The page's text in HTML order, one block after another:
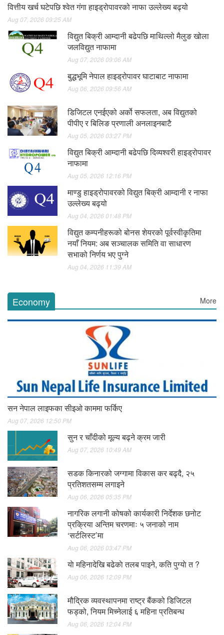
वित्तीय खर्च घटेपछि श्वेत गंगा हाइड्रोपावरको नाफा उल्लेख्य बढ्यो
Aug 07, 2026 09:25 AM
विद्युत बिक्री आम्दानी बढेपछि माथिल्लो मैलुङ खोला
जलविद्युत नाफामा
Aug 07, 2026 09:06 AM
बुद्धभूमि नेपाल हाइड्रोपावर घाटाबाट नाफामा
Aug 06, 2026 09:56 AM
डिजिटल एनईएको अर्को सफलता, अब विद्युतको
पीपीए र बिलिङ प्रणाली अनलाइनबाटै
Aug 05, 2026 03:27 PM
विद्युत बिक्री आम्दानी बढेपछि दिव्यश्वरी हाइड्रोपावर
नाफामा
Aug 05, 2026 12:16 PM
माण्डु हाइड्रोपावरको विद्युत बिक्री आम्दानी र नाफा
उल्लेख्य बढ्यो
Aug 04, 2026 01:48 PM
विद्युत कम्पनीहरूको बोनस शेयरको पूर्वस्वीकृतिमा
नयाँ नियम: अब सञ्चालक समिति वा साधारण
सभाको निर्णय भए पुग्ने
Aug 04, 2026 11:39 AM
Economy More
सन नेपाल लाइफका सीइओ काममा फर्किए
Aug 07, 2026 12:50 PM
सुन र चाँदीको मूल्य बढ्ने क्रम जारी
Aug 07, 2026 10:49 AM
सडक किनारको जग्गामा विकास कर बढ्दै, २५
प्रतिशतसम्म लगाइने
Aug 06, 2026 05:35 PM
नागरिक लगानी कोषको कार्यकारी निर्देशक छनोट
प्रक्रिया अन्तिम चरणमाः ५ जनाको नाम
‘सर्टलिस्ट’मा
Aug 06, 2026 03:47 PM
याे महिनादेखि बढेकाे तलब पाइने, कति पुग्याे त ?
Aug 06, 2026 12:09 PM
मौद्रिक व्यवस्थापनमा राष्ट्र बैंकको डिजिटल
फड्को, नियम मिच्नेलाई ६ महिना प्रतिबन्ध
Aug 06, 2026 12:04 PM